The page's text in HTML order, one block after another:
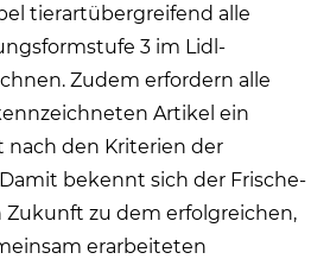
tierartübergreifend alle
3 im Lidl-
Zudem erfordern alle
Artikel ein
nach den Kriterien der
bekennt sich der Frische-
Zukunft zu dem erfolgreichen,
erarbeiteten